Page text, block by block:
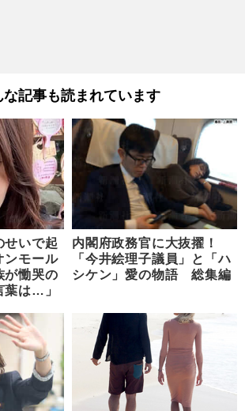
な記事も読まれています
せいで起
モール
が慟哭の
は…」
内閣府政務官に大抜擢！
「今井絵理子議員」と「ハ
シケン」愛の物語 総集編